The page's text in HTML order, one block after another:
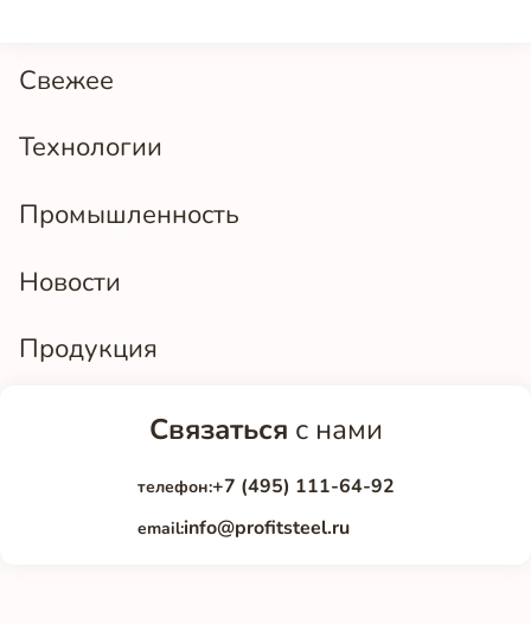
Свежее
Технологии
Промышленность
Новости
Продукция
Связаться с нами
телефон:+7 (495) 111-64-92
email:info@profitsteel.ru